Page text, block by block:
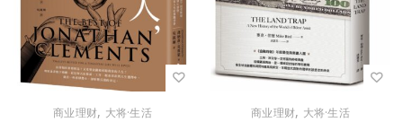
商业理财, 大将·生活 商业理财, 大将·生活